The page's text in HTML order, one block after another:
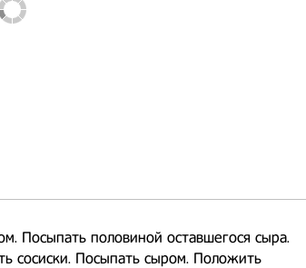
Посыпать половиной оставшегося сыра.
сосиски. Посыпать сыром. Положить